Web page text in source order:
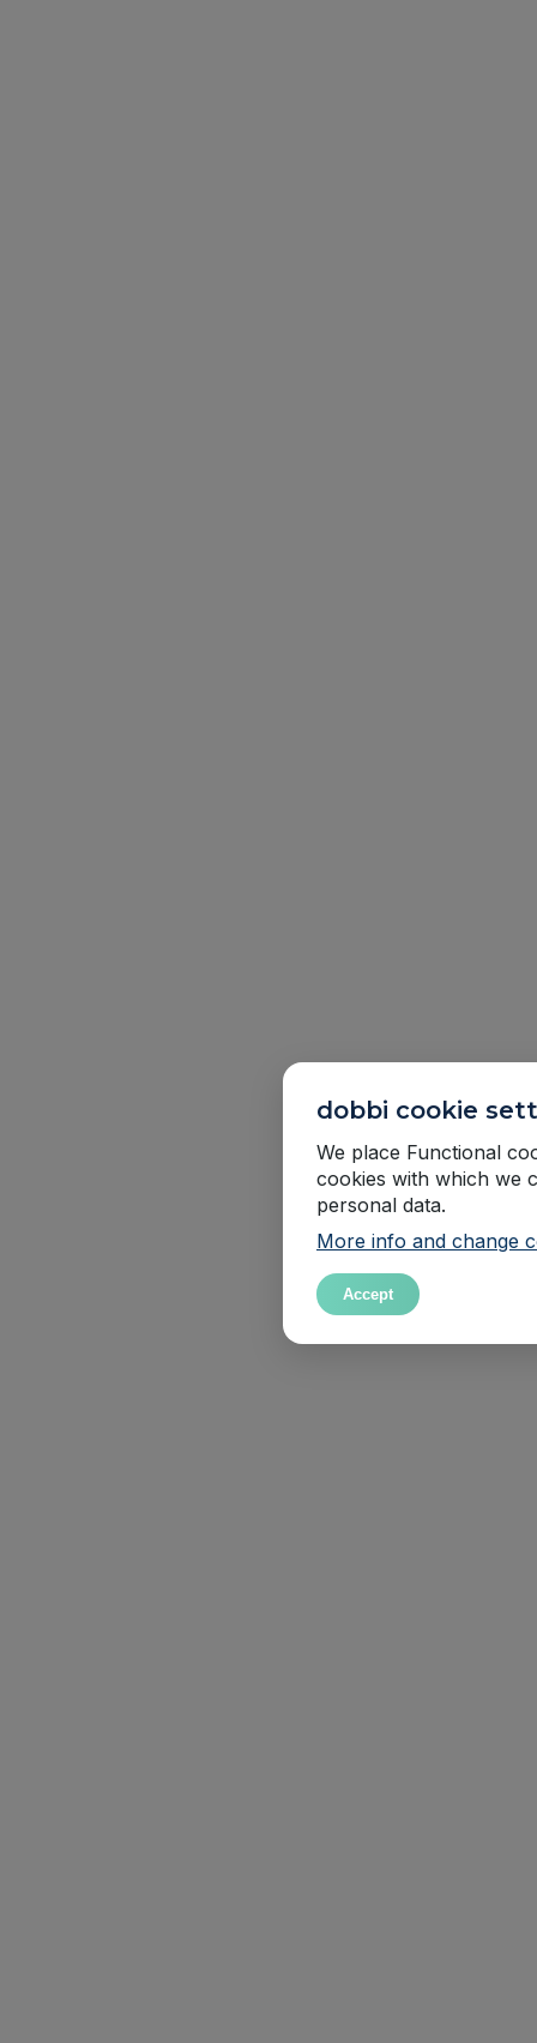
dobbi cookie
We place Functional
cookies with which we
personal data.
More info and change
Accept